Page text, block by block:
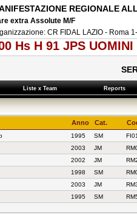
REGIONALE
extra Assolute M/F
CR FIDAL LAZIO - Roma
Hs H 91 JPS UOMINI
Liste x Team Reports
Anno Cat.
1995 SM
2003 JM
2002 JM
1998 SM
2003 JM
1995 SM